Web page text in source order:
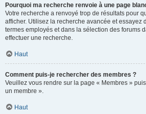
Pourquoi ma recherche renvoie à une page
Votre recherche a renvoyé trop de résultats pour
afficher. Utilisez la recherche avancée et essayez
termes employés et dans la sélection des forums
effectuer une recherche.
Haut
Comment puis-je rechercher des membres ?
Veuillez vous rendre sur la page « Membres »
un membre ».
Haut